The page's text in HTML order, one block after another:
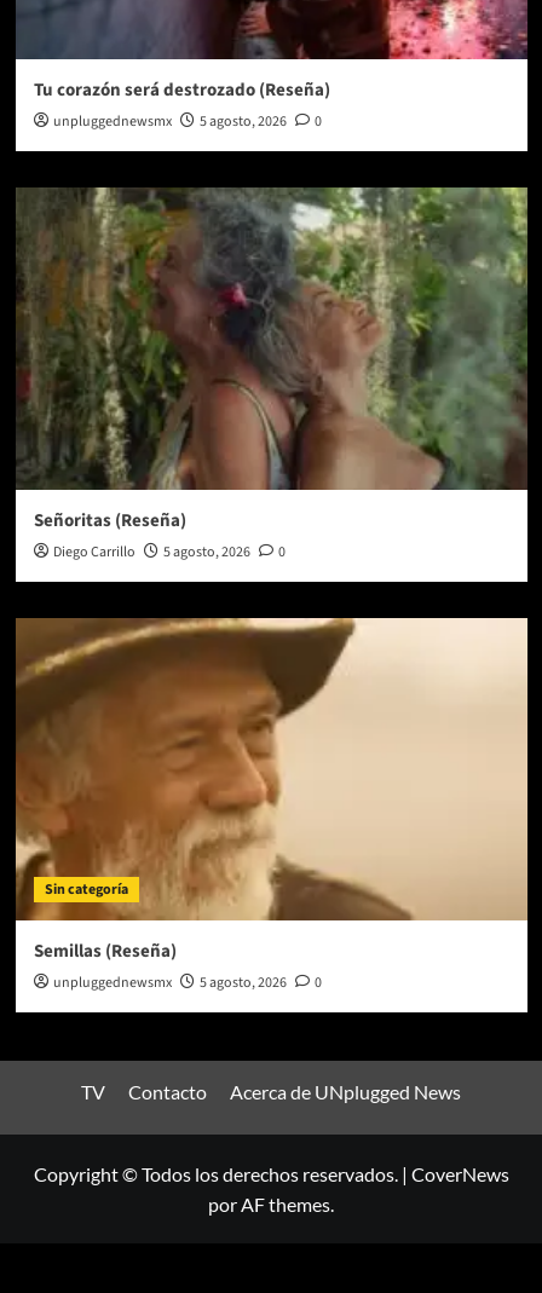
Tu corazón será destrozado (Reseña)
unpluggednewsmx 5 agosto, 2026 0
Señoritas (Reseña)
Diego Carrillo 5 agosto, 2026 0
Sin categoría
Semillas (Reseña)
unpluggednewsmx 5 agosto, 2026 0
TV Contacto Acerca de UNplugged News
Copyright © Todos los derechos reservados. | CoverNews
por AF themes.